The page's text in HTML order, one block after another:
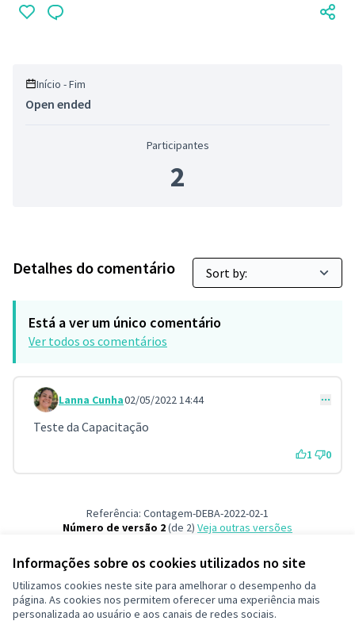
Informações sobre os cookies utilizados no site
Utilizamos cookies neste site para amelhorar o desempenho da
página. As cookies nos permitem oferecer uma experiência mais
personalizada ao usuário e aos canais de redes sociais.
Início - Fim
Open ended
Participantes
2
Detalhes do comentário
Está a ver um único comentário
Ver todos os comentários
Comment 3
Lanna Cunha02/05/2022 14:44
Teste da Capacitação
1 0
Referência: Contagem-DEBA-2022-02-1
Número de versão 2(de 2) veja outras versões
Termos de serviço
Configurações de cookies
Decide Contagem no Instagram